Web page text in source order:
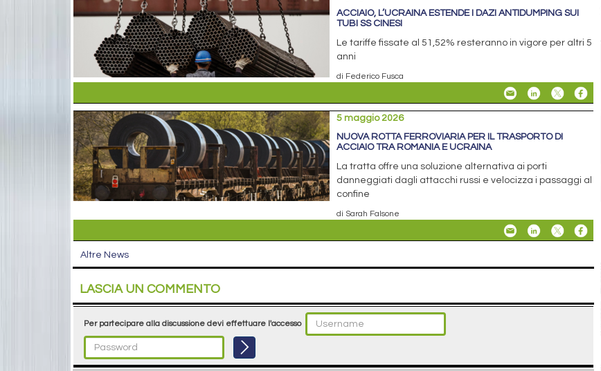
ACCIAIO, L’UCRAINA ESTENDE I DAZI ANTIDUMPING SUI
TUBI SS CINESI
Le tariffe fissate al 51,52% resteranno in vigore per altri 5
anni
di Federico Fusca
5 maggio 2026
NUOVA ROTTA FERROVIARIA PER IL TRASPORTO DI
ACCIAIO TRA ROMANIA E UCRAINA
La tratta offre una soluzione alternativa ai porti
danneggiati dagli attacchi russi e velocizza i passaggi al
confine
di Sarah Falsone
Altre News
LASCIA UN COMMENTO
Per partecipare alla discussione devi effettuare l'accesso